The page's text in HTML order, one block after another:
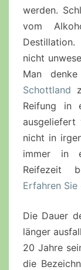
werden.
vom
nicht
Man
Schottland
Reifung in
nicht in
immer in
Reifezeit
Erfahren
Die Dauer
länger
20 Jahre
die